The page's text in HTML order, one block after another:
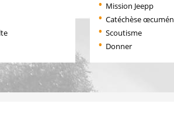
Mission Jeepp
Catéchèse
Scoutisme
Donner